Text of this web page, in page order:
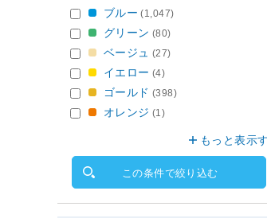
ブルー (1,047)
グリーン (80)
ベージュ (27)
イエロー (4)
ゴールド (398)
オレンジ (1)
もっと表示
この条件で絞り込む